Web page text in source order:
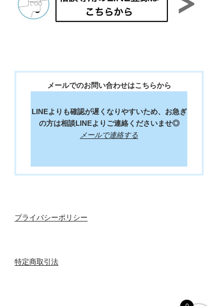
メールでのお問い合わせはこちらから
LINEよりも確認が遅くなりやすいため、お急ぎ
の方は相談LINEよりご連絡くださいませ◎
メールで連絡する
プライバシーポリシー
特定商取引法